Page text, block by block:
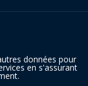
données pour
en s'assurant